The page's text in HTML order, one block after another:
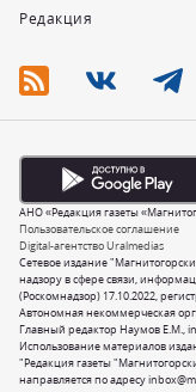
Редакция
Сетевое издание
надзору в сфере связи,
(Роскомнадзор) 17.10.2022,
Автономная некоммерческая
Главный редактор Наумов Е.М.,
Использование материалов
"Редакция газеты
направляется по адресу
Пользовательское соглашение
Digital-агентство Uralmedias
АНО «Редакция газеты